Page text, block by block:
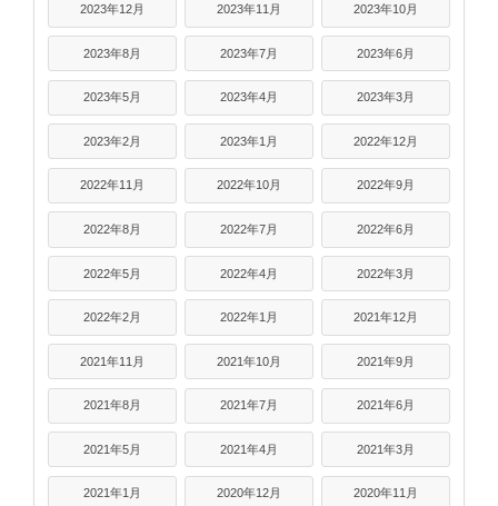
2023年12月 2023年11月 2023年10月
2023年8月 2023年7月 2023年6月
2023年5月 2023年4月 2023年3月
2023年2月 2023年1月 2022年12月
2022年11月 2022年10月 2022年9月
2022年8月 2022年7月 2022年6月
2022年5月 2022年4月 2022年3月
2022年2月 2022年1月 2021年12月
2021年11月 2021年10月 2021年9月
2021年8月 2021年7月 2021年6月
2021年5月 2021年4月 2021年3月
2021年1月 2020年12月 2020年11月